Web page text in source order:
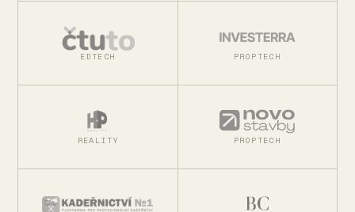
EDTECH PROPTECH
REALITY PROPTECH